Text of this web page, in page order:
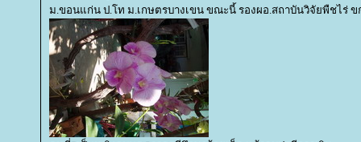
ม.ขอนแก่น ป.โท ม.เกษตรบางเขน ขณะนี้ รองผอ.สถาบันวิจัยพืชไร่ ข